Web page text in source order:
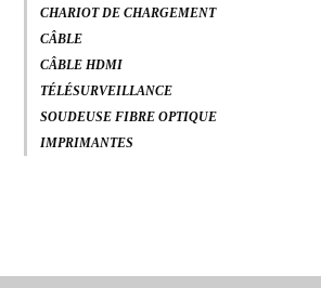
CHARIOT DE CHARGEMENT
CÂBLE
CÂBLE HDMI
TÉLÉSURVEILLANCE
SOUDEUSE FIBRE OPTIQUE
IMPRIMANTES